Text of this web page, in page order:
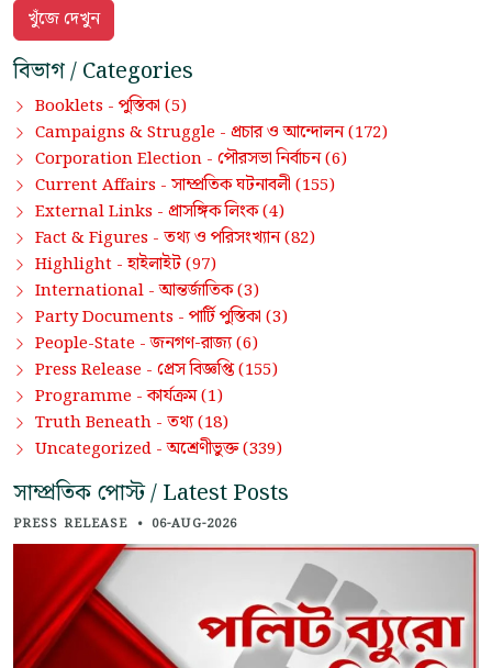
বিভাগ / Categories
Booklets - পুস্তিকা (5)
Campaigns & Struggle - প্রচার ও আন্দোলন(172)
Corporation Election - পৌরসভা নির্বাচন(6)
Current Affairs - সাম্প্রতিক ঘটনাবলী (155)
External Links - প্রাসঙ্গিক লিংক(4)
Fact & Figures - তথ্য ও পরিসংখ্যান(82)
Highlight -হাইলাইট(97)
International -আন্তর্জাতিক(3)
Party Documents - পার্টি পুস্তিকা (3)
People-State -জনগণ-রাজ্য(6)
Press Release - প্রেস বিজ্ঞপ্তি(155)
Programme -কার্যক্রম(1)
Truth Beneath - তথ্য(18)
Uncategorized -অশ্রেণীভুক্ত(339)
সাম্প্রতিক পোস্ট / Latest Posts
PRESS RELEASE • 06-AUG-2026